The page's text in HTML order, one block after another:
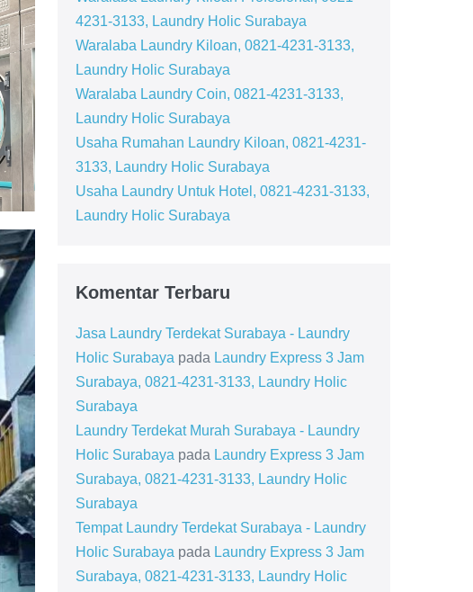
4231-3133, Laundry Holic Surabaya
Waralaba Laundry Kiloan, 0821-4231-3133,
Laundry Holic Surabaya
Waralaba Laundry Coin, 0821-4231-3133,
Laundry Holic Surabaya
Usaha Rumahan Laundry Kiloan, 0821-4231-
3133, Laundry Holic Surabaya
Usaha Laundry Untuk Hotel, 0821-4231-3133,
Laundry Holic Surabaya
Komentar Terbaru
Jasa Laundry Terdekat Surabaya - Laundry
Holic Surabaya pada Laundry Express 3 Jam
Surabaya, 0821-4231-3133, Laundry Holic
Surabaya
Laundry Terdekat Murah Surabaya - Laundry
Holic Surabaya pada Laundry Express 3 Jam
Surabaya, 0821-4231-3133, Laundry Holic
Surabaya
Tempat Laundry Terdekat Surabaya - Laundry
Holic Surabaya pada Laundry Express 3 Jam
Surabaya, 0821-4231-3133, Laundry Holic